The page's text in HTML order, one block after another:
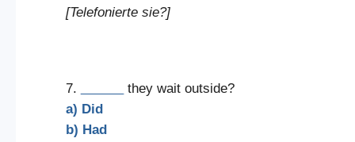
[Telefonierte sie?]
7.
they wait outside?
a) Did
b) Had